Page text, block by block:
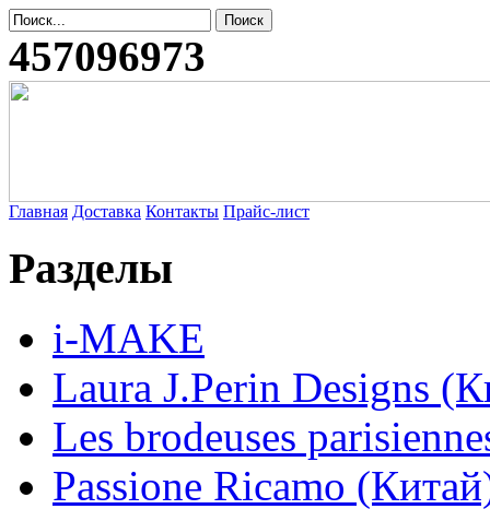
457096973
Главная Доставка Контакты Прайс-лист
Разделы
i-MAKE
Laura J.Perin Designs
Les brodeuses
Passione Ricamo